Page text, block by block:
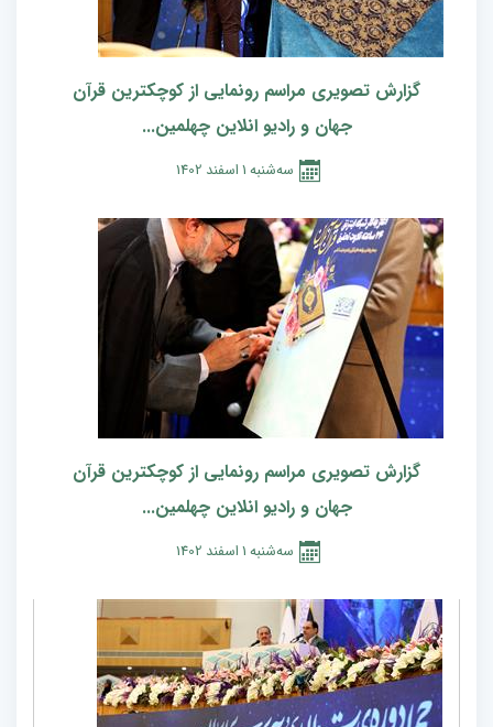
گزارش تصویری مراسم رونمایی از کوچکترین قرآن
جهان و رادیو انلاین چهلمین...
سه‌شنبه1اسفند 1402
گزارش تصویری مراسم رونمایی از کوچکترین قرآن
جهان و رادیو انلاین چهلمین...
سه‌شنبه1اسفند 1402